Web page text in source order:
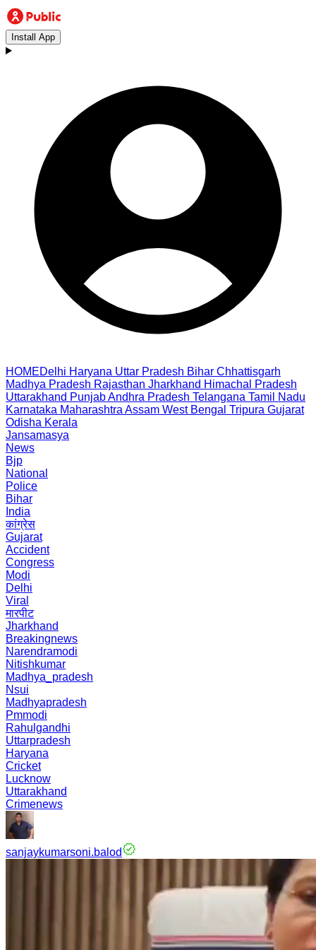
Install App
HOMEDelhi Haryana Uttar Pradesh Bihar Chhattisgarh
Madhya Pradesh Rajasthan Jharkhand Himachal Pradesh
Uttarakhand PunjabAndhra Pradesh Telangana Tamil Nadu
Karnataka Maharashtra Assam West Bengal Tripura Gujarat
Odisha Kerala
Jansamasya
News
Bjp
National
Police
Bihar
India
कांग्रेस
Gujarat
Accident
Congress
Modi
Delhi
Viral
मारपीट
Jharkhand
Breakingnews
Narendramodi
Nitishkumar
Madhya_pradesh
Nsui
Madhyapradesh
Pmmodi
Rahulgandhi
Uttarpradesh
Haryana
Cricket
Lucknow
Uttarakhand
Crimenews
sanjaykumarsoni.balod